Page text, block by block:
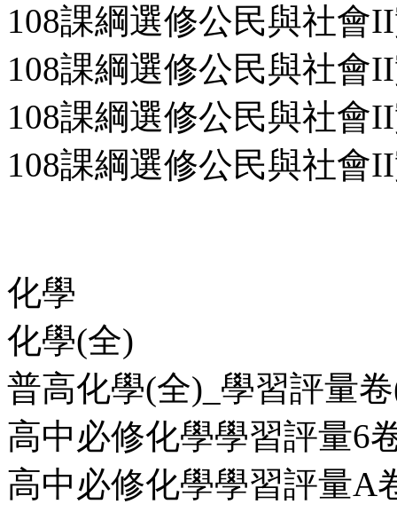
108課綱選修公民與社會
108課綱選修公民與社會
108課綱選修公民與社會
108課綱選修公民與社會
化學
化學(全)
普高化學(全)_學習評量
高中必修化學學習評量6
高中必修化學學習評量A